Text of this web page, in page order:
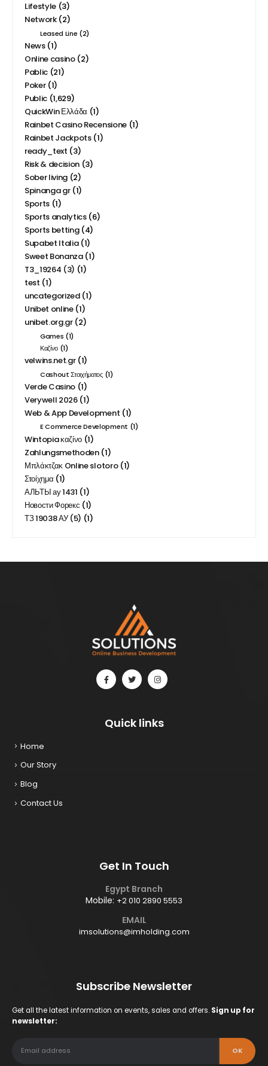
Lifestyle (3)
Network(2)
Leased Line (2)
News(1)
Online casino(2)
Pablic (21)
Poker(1)
Public (1,629)
QuickWin Ελλάδα (1)
Rainbet Casino Recensione(1)
Rainbet Jackpots(1)
ready_text (3)
Risk & decision (3)
Sober living (2)
Spinanga gr(1)
Sports (1)
Sports analytics(6)
Sports betting(4)
Supabet Italia(1)
Sweet Bonanza(1)
T3_19264 (3) (1)
test (1)
uncategorized(1)
Unibet online(1)
unibet.org.gr(2)
Games (1)
Καζίνο (1)
velwins.net.gr(1)
Cashout Στοιχήματος(1)
Verde Casino (1)
Verywell 2026(1)
Web & App Development (1)
E Commerce Development (1)
Wintopia καζίνο (1)
Zahlungsmethoden(1)
Μπλάκτζακ Online slotoro(1)
Στοίχημα (1)
АЛЬТЫ ау 1431 (1)
Новости Форекс (1)
ТЗ 19038 АУ (5) (1)
Quick links
Home
Our Story
Blog
Contact Us
Get In Touch
Egypt Branch
Mobile: +2 010 2890 5553
EMAIL
imsolutions@imholding.com
Subscribe Newsletter
Get all the latest information on events, sales and offers. Sign up for
newsletter: